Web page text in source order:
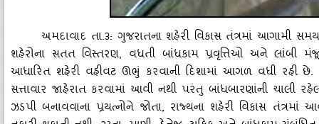
અમદાવાદ તા.૩: ગુજરાતના શહેરી વિકાસ તંત્રમાં આગામી
શહેરોના સતત વિસ્‍તરણ, વધતી બાંધકામ પ્રવૃત્તિઓ અને લાંબી
આધારિત શહેરી વહીવટ ઊભું કરવાની દિશામાં આગળ વધી રહી છે.
સત્તાવાર જાહેરાત કરવામાં આવી નથી પરંતુ બાંધબારણાંની ચાલી
ઝડપી બનાવવાના પ્રયત્‍નોને જોતા, રાજ્‍યના શહેરી વિકાસ